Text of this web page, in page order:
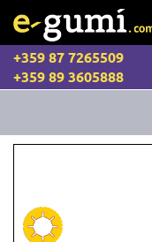
+359 87 7265509
+359 89 3605888